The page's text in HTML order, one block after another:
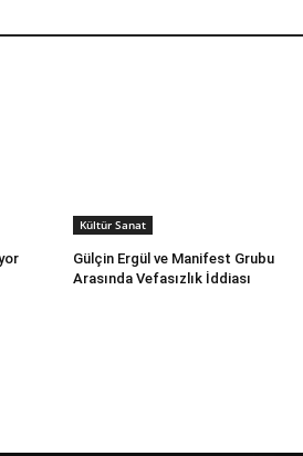
Kültür Sanat
Gülçin Ergül ve Manifest Grubu
Arasında Vefasızlık İddiası